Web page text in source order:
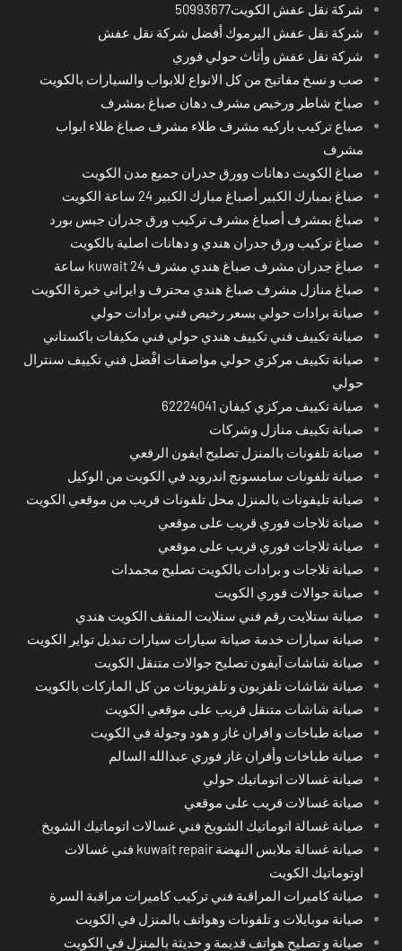
شركة نقل عفش الكويت50993677
شركة نقل عفش اليرموك أفضل شركة نقل عفش
شركة نقل عفش وأثاث حولي فوري
صب و نسخ مفاتيح من كل الانواع للابواب والسيارات بالكويت
صباخ شاطر ورخيص مشرف دهان صباغ بمشرف
صباع تركيب باركيه مشرف طلاء مشرف صباغ طلاء ابواب
مشرف
صباغ الكويت دهانات وورق جدران جميع مدن الكويت
صباغ بمبارك الكبير أصباغ مبارك الكبير 24 ساعة الكويت
صباغ بمشرف أصباغ مشرف تركيب ورق جدران جبس بورد
صباغ تركيب ورق جدران هندي و دهانات اصلية بالكويت
صباغ جدران مشرف صباغ هندي مشرف kuwait 24 ساعة
صباغ منازل مشرف صباغ هندي محترف و ايراني خبرة الكويت
صيانة برادات حولي بسعر رخيص فني برادات حولي
صيانة تكييف فني تكييف هندي حولي فني مكيفات باكستاني
صيانة تكييف مركزي حولي مواصفات افْضل فني تكييف سنترال
حولي
صيانة تكييف مركزي كيفان 62224041
صيانة تكييف منازل وشركات
صيانة تلفونات بالمنزل تصليح ايفون الرقعي
صيانة تلفونات سامسونج اندرويد في الكويت من الوكيل
صيانة تليفونات بالمنزل محل تلفونات قريب من موقعي الكويت
صيانة ثلاجات فوري قريب على موقعي
صيانة ثلاجات فوري قريب على موقعي
صيانة ثلاجات و برادات بالكويت تصليح مجمدات
صيانة جوالات فوري الكويت
صيانة ستلايت رقم فني ستلايت المنقف الكويت هندي
صيانة سيارات خدمة صيانة سيارات سيارات تبديل تواير الكويت
صيانة شاشات آيفون تصليح جوالات متنقل الكويت
صيانة شاشات تلفزيون و تلفزيونات من كل الماركات بالكويت
صيانة شاشات متنقل قريب على موقعي الكويت
صيانة طباخات و افران غاز و هود وجولة في الكويت
صيانة طباخات وأفران غاز فوري عبدالله السالم
صيانة غسالات اتوماتيك حولي
صيانة غسالات قريب على موقعي
صيانة غسالة اتوماتيك الشويخ فني غسالات اتوماتيك الشويخ
صيانة غسالة ملابس النهضة kuwait repair فني غسالات
اوتوماتيك الكويت
صيانة كاميرات المراقبة فني تركيب كاميرات مراقبة السرة
صيانة موبايلات و تلفونات وهواتف بالمنزل في الكويت
صيانة و تصليح هواتف قديمة و حديثة بالمنزل في الكويت